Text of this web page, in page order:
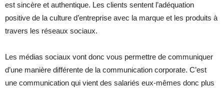
est sincère et authentique. Les clients sentent l’adéquation
positive de la culture d’entreprise avec la marque et les produits à
travers les réseaux sociaux.
Les médias sociaux vont donc vous permettre de communiquer
d’une manière différente de la communication corporate. C’est
une communication qui vient des salariés eux-mêmes donc plus